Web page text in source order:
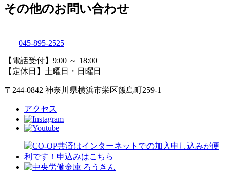
その他のお問い合わせ
045-895-2525
【電話受付】9:00 ～ 18:00
【定休日】土曜日・日曜日
〒244-0842 神奈川県横浜市栄区飯島町259-1
アクセス